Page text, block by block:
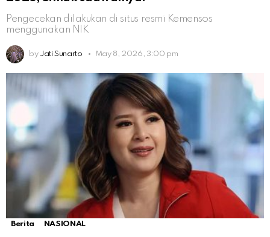
Pengecekan dilakukan di situs resmi Kemensos
menggunakan NIK
by Jati Sunarto May 8, 2026, 3:00 pm
Berita NASIONAL